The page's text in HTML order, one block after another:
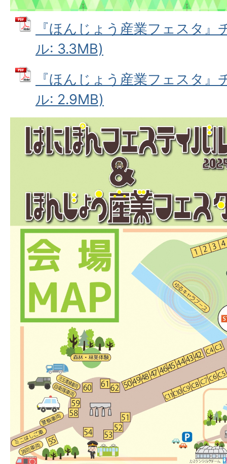
『ほんじょう産業フェスタ
ル: 3.3MB)
『ほんじょう産業フェスタ
ル: 2.9MB)